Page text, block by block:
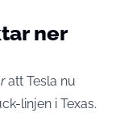
ner
att Tesla nu
linjen i Texas.